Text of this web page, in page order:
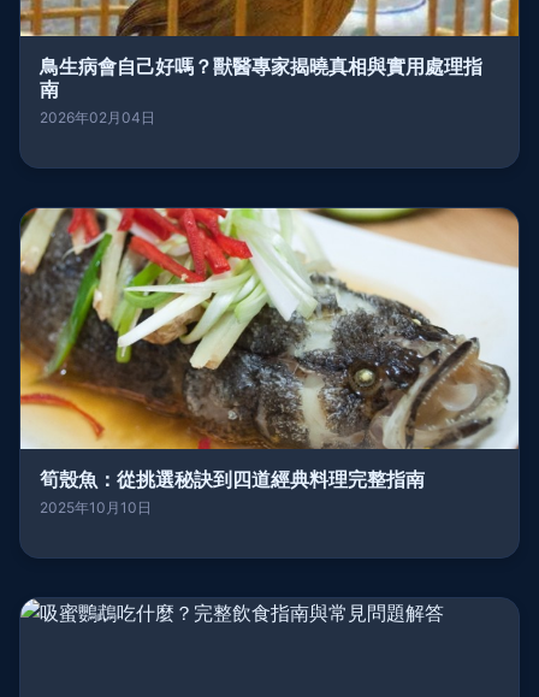
鳥生病會自己好嗎？獸醫專家揭曉真相與實用處理指
南
2026年02月04日
筍殼魚：從挑選秘訣到四道經典料理完整指南
2025年10月10日